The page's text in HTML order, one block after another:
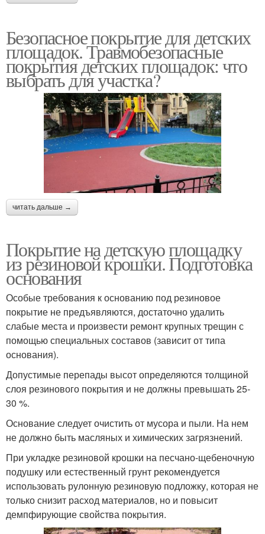
Безопасное покрытие для детских
площадок. Травмобезопасные
покрытия детских площадок: что
выбрать для участка?
читать дальше →
Покрытие на детскую площадку
из резиновой крошки. Подготовка
основания
Особые требования к основанию под резиновое
покрытие не предъявляются, достаточно удалить
слабые места и произвести ремонт крупных трещин с
помощью специальных составов (зависит от типа
основания).
Допустимые перепады высот определяются толщиной
слоя резинового покрытия и не должны превышать 25-
30 %.
Основание следует очистить от мусора и пыли. На нем
не должно быть масляных и химических загрязнений.
При укладке резиновой крошки на песчано-щебеночную
подушку или естественный грунт рекомендуется
использовать рулонную резиновую подложку, которая не
только снизит расход материалов, но и повысит
демпфирующие свойства покрытия.